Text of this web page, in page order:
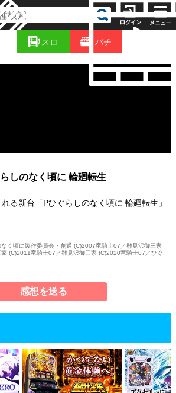
コ
ラ
ム
スロ パチ
しのなく頃に 輪廻転生
る新台「Pひぐらしのなく頃に 輪廻転生」
く頃に製作委員会・創通 (C)2007竜騎士07／雛見沢御三家
(C)2011竜騎士07／雛見沢御三家 (C)2020竜騎士07／ひぐ
感想を送る